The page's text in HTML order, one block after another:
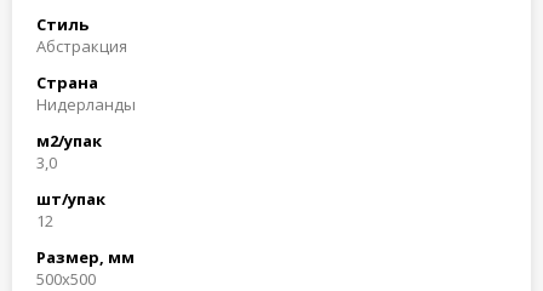
Стиль
Абстракция
Страна
Нидерланды
м2/упак
3,0
шт/упак
12
Размер, мм
500x500